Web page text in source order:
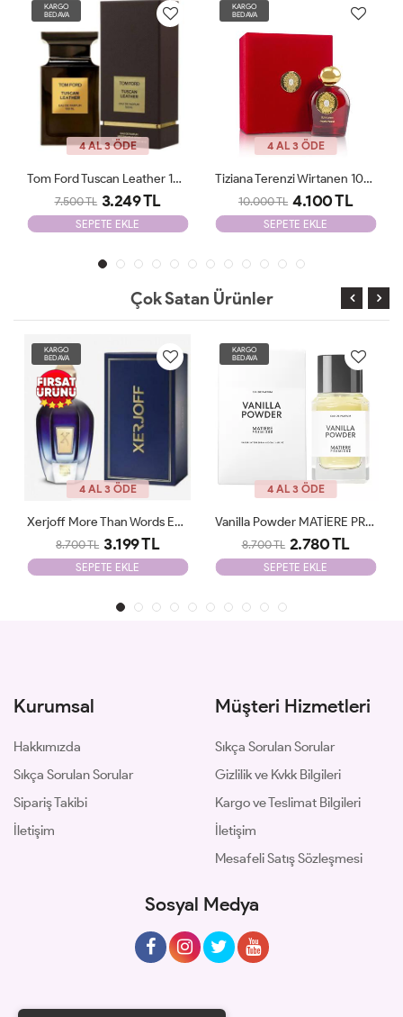
KARGO
BEDAVA
4 AL 3 ÖDE
Tom Ford Tuscan Leather 100 Ml JLT
7.500 TL 3.249 TL
SEPETE EKLE
KARGO
BEDAVA
4 AL 3 ÖDE
Tiziana Terenzi Wirtanen 100 Ml Unisex Parfüm JLT
10.000 TL 4.100 TL
SEPETE EKLE
Çok Satan Ürünler
KARGO
BEDAVA
4 AL 3 ÖDE
Xerjoff More Than Words EDP 100 Ml Parfüm ARC JLT Unisex
8.700 TL 3.199 TL
SEPETE EKLE
KARGO
BEDAVA
4 AL 3 ÖDE
Vanilla Powder MATİERE PREMİERE 100ml JLT
8.700 TL 2.780 TL
SEPETE EKLE
Kurumsal
Hakkımızda
Sıkça Sorulan Sorular
Sipariş Takibi
İletişim
Müşteri Hizmetleri
Sıkça Sorulan Sorular
Gizlilik ve Kvkk Bilgileri
Kargo ve Teslimat Bilgileri
İletişim
Mesafeli Satış Sözleşmesi
Sosyal Medya